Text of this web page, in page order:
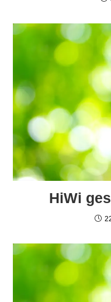
HiWi